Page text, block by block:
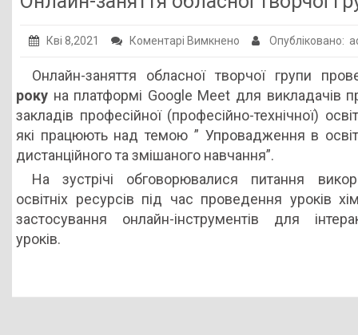
Заклади ПТО
Оголошення
Галерея
НМЦ ПТО України
Кві 8,2021 Коментарі Вимкнено до
заняття
обласної
творчої
групи
Опубліковано:
Онлайн-заняття обласної творчої групи
року на платформі Google Meet для викладачів
закладів професійної (професійно-технічної)
які працюють над темою ” Упровадження в
дистанційного та змішаного навчання”.
На зустрічі обговорювалися питання
освітніх ресурсів під час проведення уроків
застосування онлайн-інструментів для
уроків.